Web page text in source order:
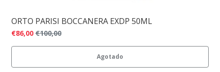
ORTO PARISI BOCCANERA EXDP 50ML
€86,00 €100,00
Agotado